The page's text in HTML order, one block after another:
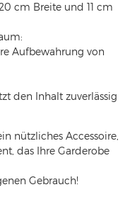
cm Breite und 11 cm
Aufbewahrung von
den Inhalt zuverlässig
nützliches Accessoire,
das Ihre Garderobe
Gebrauch!